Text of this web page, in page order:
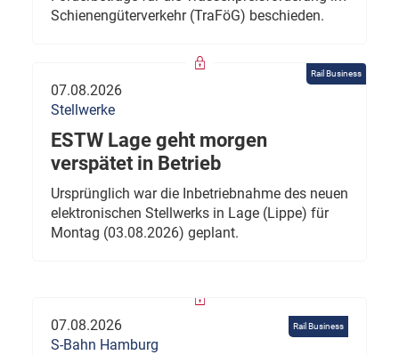
Schienengüterverkehr (TraFöG) beschieden.
Rail Business
07.08.2026
Stellwerke
ESTW Lage geht morgen
verspätet in Betrieb
Ursprünglich war die Inbetriebnahme des neuen
elektronischen Stellwerks in Lage (Lippe) für
Montag (03.08.2026) geplant.
Rail Business
07.08.2026
S-Bahn Hamburg